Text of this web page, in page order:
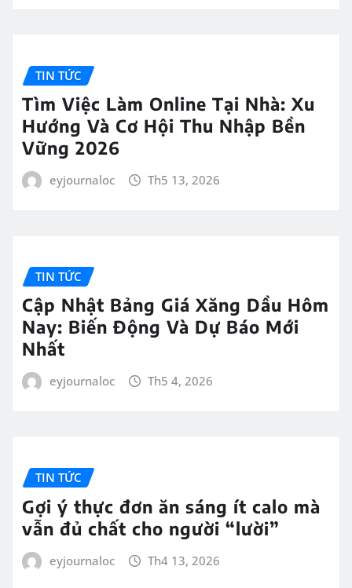
TIN TỨC
Tìm Việc Làm Online Tại Nhà: Xu
Hướng Và Cơ Hội Thu Nhập Bền
Vững 2026
eyjournaloc Th5 13, 2026
TIN TỨC
Cập Nhật Bảng Giá Xăng Dầu Hôm
Nay: Biến Động Và Dự Báo Mới
Nhất
eyjournaloc Th5 4, 2026
TIN TỨC
Gợi ý thực đơn ăn sáng ít calo mà
vẫn đủ chất cho người “lười”
eyjournaloc Th4 13, 2026